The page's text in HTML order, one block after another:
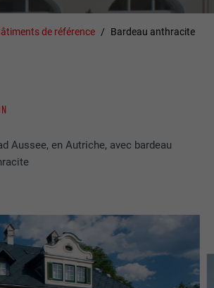
de référence Bardeau anthracite
Aussee, en Autriche, avec bardeau